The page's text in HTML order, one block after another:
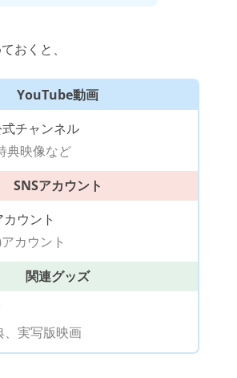
おくと、
YouTube動画
チャンネル
典映像など
SNSアカウント
ウント
カウント
関連グッズ
、実写版映画